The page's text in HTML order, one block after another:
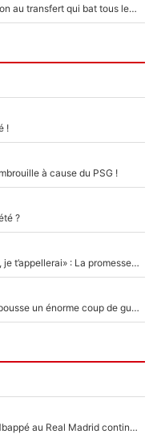
140M€ pour Yan Diomandé : Le PSG a dit non au transfert qui bat tous les records sur le mercato
!
à cause du PSG !
?
Mercato - OM - «Dès que je prends un club, je t’appellerai» : La promesse de Marcelino au moment de claquer la porte
Victime de racisme contre Murray, Kyrgios pousse un énorme coup de gueule !
«C'est une fierté» : La signature de Kylian Mbappé au Real Madrid continue de régaler l'Espagne